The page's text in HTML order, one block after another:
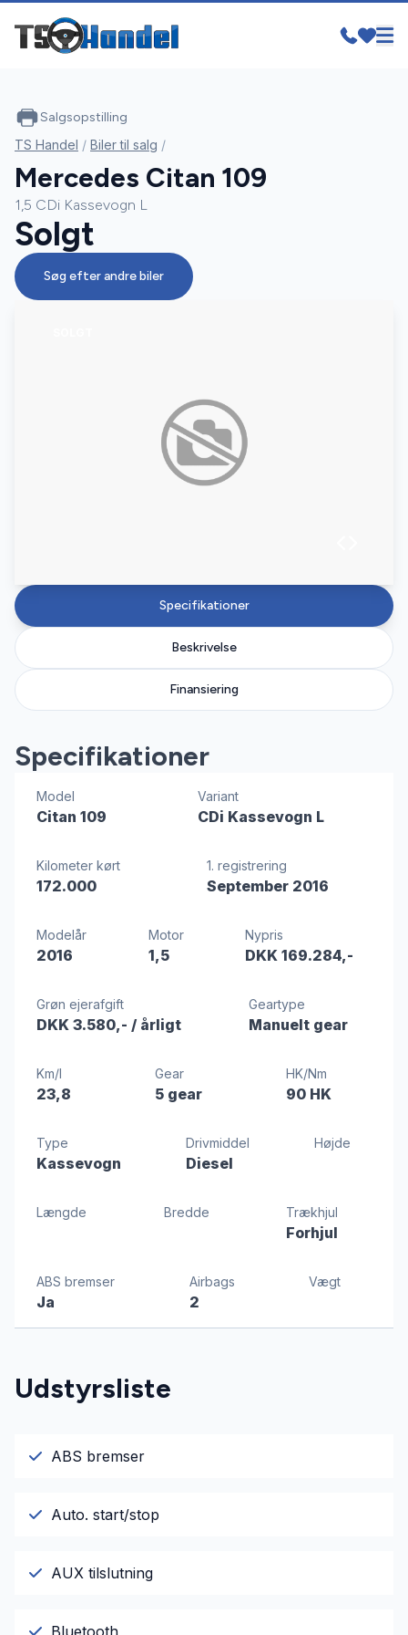
Specifikationer
Beskrivelse
Finansiering
Specifikationer
Model
Citan 109
Variant
CDi Kassevogn L
Kilometer kørt
172.000
1. registrering
September 2016
Modelår
2016
Motor
1,5
Nypris
DKK 169.284,-
Grøn ejerafgift
DKK 3.580,- / årligt
Geartype
Manuelt gear
Km/l
23,8
Gear
5 gear
HK/Nm
90 HK
Type
Kassevogn
Drivmiddel
Diesel
Højde
Længde Bredde Trækhjul
Forhjul
ABS bremser
Ja
Airbags
2
Vægt
Udstyrsliste
ABS bremser
Auto. start/stop
AUX tilslutning
Salgsopstilling
TS Handel / Biler til salg /
Mercedes Citan 109
1,5 CDi Kassevogn L
Solgt
Søg efter andre biler